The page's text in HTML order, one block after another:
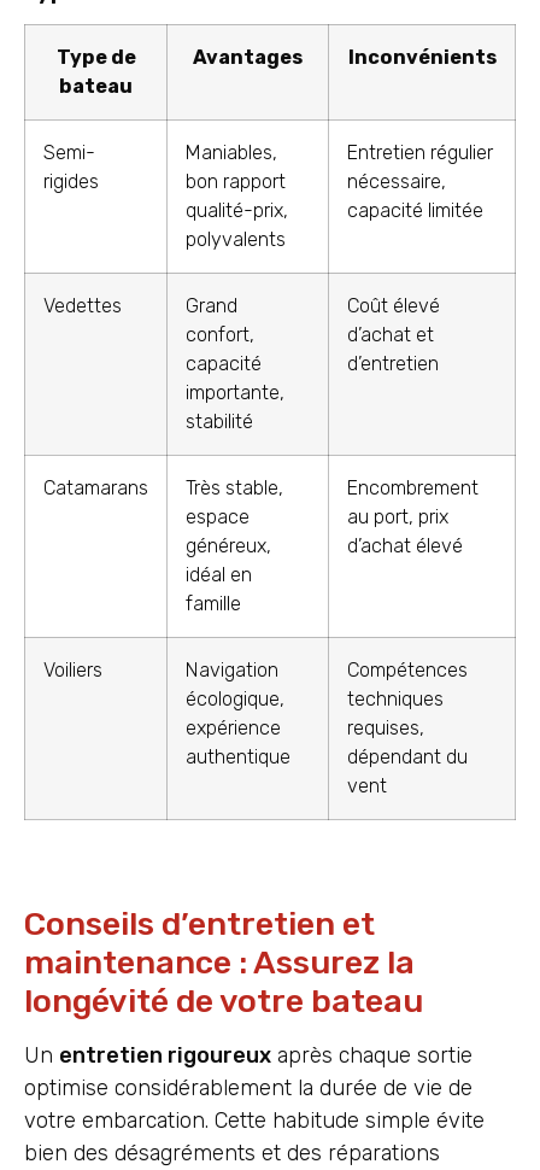
Type de
bateau
Avantages Inconvénients
Semi-
rigides
Maniables,
bon rapport
qualité-prix,
polyvalents
Entretien régulier
nécessaire,
capacité limitée
Vedettes
Grand
confort,
capacité
importante,
stabilité
Coût élevé
d’achat et
d’entretien
Catamarans
Très stable,
espace
généreux,
idéal en
famille
Encombrement
au port, prix
d’achat élevé
Voiliers
Navigation
écologique,
expérience
authentique
Compétences
techniques
requises,
dépendant du
vent
Conseils d’entretien et
maintenance : Assurez la
longévité de votre bateau
Un entretien rigoureux après chaque sortie
optimise considérablement la durée de vie de
votre embarcation. Cette habitude simple évite
bien des désagréments et des réparations